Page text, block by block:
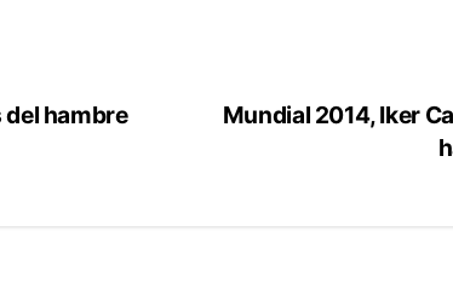
Mundial 2014, Iker
del hambre